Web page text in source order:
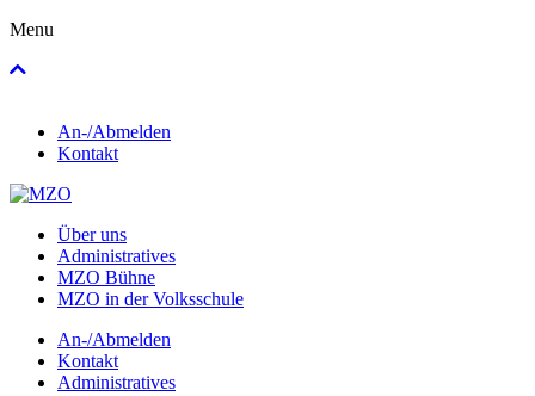
Menu
An-/Abmelden
Kontakt
Über uns
Administratives
MZO Bühne
MZO in der Volksschule
An-/Abmelden
Kontakt
Administratives